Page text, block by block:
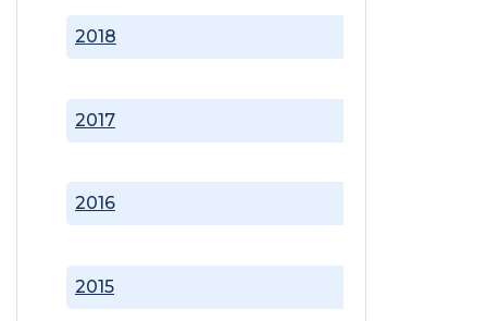
2015
2016
2017
2018